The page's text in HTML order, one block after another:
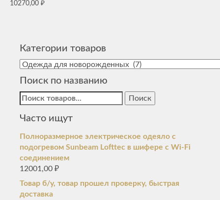
10270,00 ₽
Категории товаров
Поиск по названию
Найти:
Часто ищут
Полноразмерное электрическое одеяло с
подогревом Sunbeam Lofttec в шифере с Wi-Fi
соединением
12001,00 ₽
Товар б/у, товар прошел проверку, быстрая
доставка